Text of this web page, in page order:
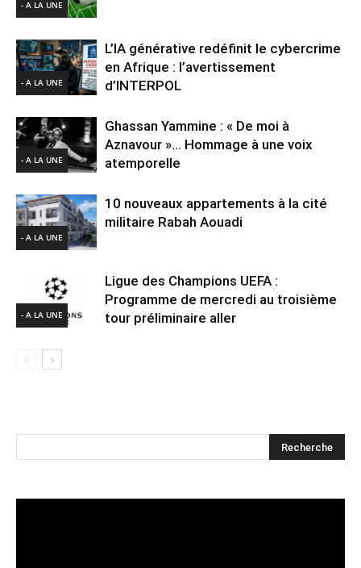
- A LA UNE
- A LA UNE
L’IA générative redéfinit le cybercrime
en Afrique : l’avertissement
d’INTERPOL
- A LA UNE
Ghassan Yammine : « De moi à
Aznavour »… Hommage à une voix
atemporelle
- A LA UNE
10 nouveaux appartements à la cité
militaire Rabah Aouadi
- A LA UNE
Ligue des Champions UEFA :
Programme de mercredi au troisième
tour préliminaire aller